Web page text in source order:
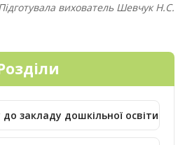
вихователь Шевчук Н.С.
закладу дошкільної освіти